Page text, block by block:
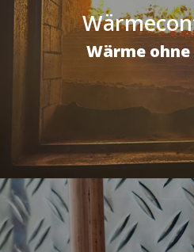
Wärme